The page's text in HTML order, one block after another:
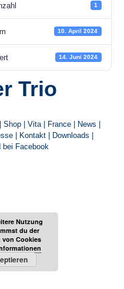
1
10. April 2024
14. Juni 2024
Trio
Shop| Vita| France| News
| Kontakt| Downloads
bei Facebook
Nutzung
du der
von Cookies